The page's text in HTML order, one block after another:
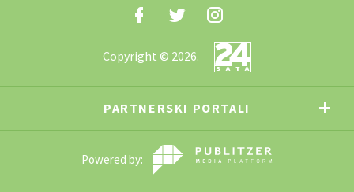
Copyright © 2026.
PARTNERSKI PORTALI
Powered by: